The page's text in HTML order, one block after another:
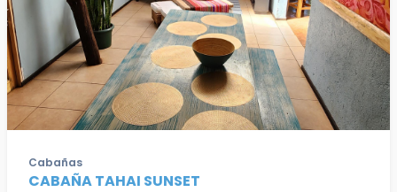
Cabañas
CABAÑA TAHAI SUNSET